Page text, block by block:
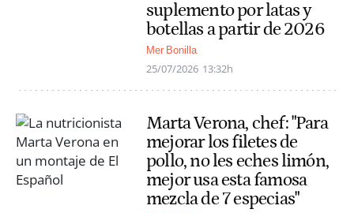
suplemento por latas y
botellas a partir de 2026
Mer Bonilla
25/07/2026 13:32h
Marta Verona, chef: "Para
mejorar los filetes de
pollo, no les eches limón,
mejor usa esta famosa
mezcla de 7 especias"